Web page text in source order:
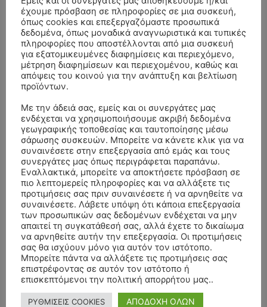
- Advertisment -
έχουμε πρόσβαση σε πληροφορίες σε μια συσκευή,
όπως cookies και επεξεργαζόμαστε προσωπικά
δεδομένα, όπως μοναδικά αναγνωριστικά και τυπικές
πληροφορίες που αποστέλλονται από μια συσκευή
για εξατομικευμένες διαφημίσεις και περιεχόμενο,
μέτρηση διαφημίσεων και περιεχομένου, καθώς και
απόψεις του κοινού για την ανάπτυξη και βελτίωση
προϊόντων.
Με την άδειά σας, εμείς και οι συνεργάτες μας
ενδέχεται να χρησιμοποιήσουμε ακριβή δεδομένα
γεωγραφικής τοποθεσίας και ταυτοποίησης μέσω
σάρωσης συσκευών. Μπορείτε να κάνετε κλικ για να
συναινέσετε στην επεξεργασία από εμάς και τους
συνεργάτες μας όπως περιγράφεται παραπάνω.
Εναλλακτικά, μπορείτε να αποκτήσετε πρόσβαση σε
πιο λεπτομερείς πληροφορίες και να αλλάξετε τις
προτιμήσεις σας πριν συναινέσετε ή να αρνηθείτε να
συναινέσετε. Λάβετε υπόψη ότι κάποια επεξεργασία
των προσωπικών σας δεδομένων ενδέχεται να μην
απαιτεί τη συγκατάθεσή σας, αλλά έχετε το δικαίωμα
να αρνηθείτε αυτήν την επεξεργασία. Οι προτιμήσεις
σας θα ισχύουν μόνο για αυτόν τον ιστότοπο.
Μπορείτε πάντα να αλλάξετε τις προτιμήσεις σας
επιστρέφοντας σε αυτόν τον ιστότοπο ή
επισκεπτόμενοι την πολιτική απορρήτου μας..
ΡΥΘΜΙΣΕΙΣ COOKIES ΑΠΟΔΟΧΗ ΟΛΩΝ